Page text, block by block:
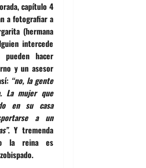
capítulo 4
a fotografiar a
(hermana
intercede
pueden hacer
y un asesor
“no, la gente
La mujer que
en su casa
a un
. Y tremenda
la reina es